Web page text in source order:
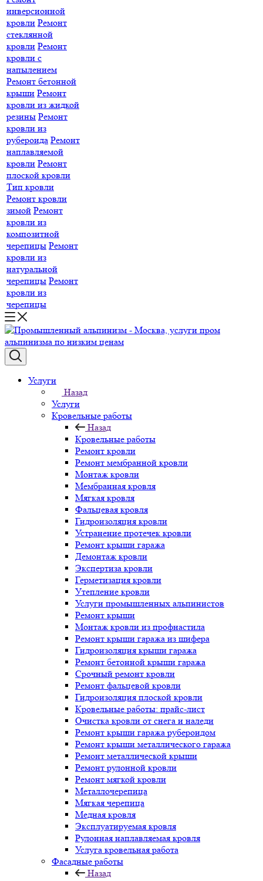
инверсионной
кровли Ремонт
стеклянной
кровли Ремонт
кровли с
напылением
Ремонт бетонной
крыши Ремонт
кровли из жидкой
резины Ремонт
кровли из
рубероида Ремонт
наплавляемой
кровли Ремонт
плоской кровли
Тип кровли
Ремонт кровли
зимой Ремонт
кровли из
композитной
черепицы Ремонт
кровли из
натуральной
черепицы Ремонт
кровли из
черепицы
Услуги
Назад
Услуги
Кровельные работы
Назад
Кровельные работы
Ремонт кровли
Ремонт мембранной кровли
Монтаж кровли
Мембранная кровля
Мягкая кровля
Фальцевая кровля
Гидроизоляция кровли
Устранение протечек кровли
Ремонт крыши гаража
Демонтаж кровли
Экспертиза кровли
Герметизация кровли
Утепление кровли
Услуги промышленных альпинистов
Ремонт крыши
Монтаж кровли из профнастила
Ремонт крыши гаража из шифера
Гидроизоляция крыши гаража
Ремонт бетонной крыши гаража
Срочный ремонт кровли
Ремонт фальцевой кровли
Гидроизоляция плоской кровли
Кровельные работы: прайс-лист
Очистка кровли от снега и наледи
Ремонт крыши гаража рубероидом
Ремонт крыши металлического гаража
Ремонт металлической крыши
Ремонт рулонной кровли
Ремонт мягкой кровли
Металлочерепица
Мягкая черепица
Медная кровля
Эксплуатируемая кровля
Рулонная наплавляемая кровля
Услуга кровельная работа
Фасадные работы
Назад